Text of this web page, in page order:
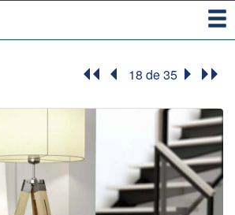
18 de 35